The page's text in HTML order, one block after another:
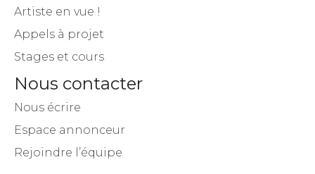
Artiste en vue !
Appels à projet
Stages et cours
Nous contacter
Nous écrire
Espace annonceur
Rejoindre l’équipe